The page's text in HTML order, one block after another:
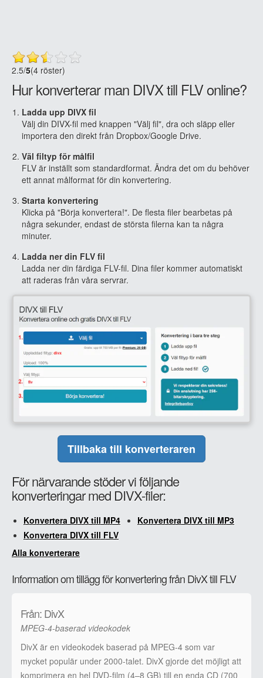
2.5/5(4 röster)
Hur konverterar man DIVX till FLV online?
Ladda upp DIVX fil
Välj din DIVX-fil med knappen "Välj fil", dra och släpp eller
importera den direkt från Dropbox/Google Drive.
Väl filtyp för målfil
FLV är inställt som standardformat. Ändra det om du behöver
ett annat målformat för din konvertering.
Starta konvertering
Klicka på "Börja konvertera!". De flesta filer bearbetas på
några sekunder, endast de största filerna kan ta några
minuter.
Ladda ner din FLV fil
Ladda ner din färdiga FLV-fil. Dina filer kommer automatiskt
att raderas från våra servrar.
Tillbaka till konverteraren
För närvarande stöder vi följande
konverteringar med DIVX-filer:
Konvertera DIVX till MP4
Konvertera DIVX till MP3
Konvertera DIVX till FLV
Alla konverterare
Information om tillägg för konvertering från DivX till FLV
Från: DivX
MPEG-4-baserad videokodek
DivX är en videokodek baserad på MPEG-4 som var
mycket populär under 2000-talet. DivX gjorde det möjligt att
komprimera en hel DVD-film (4–8 GB) till en enda CD (700